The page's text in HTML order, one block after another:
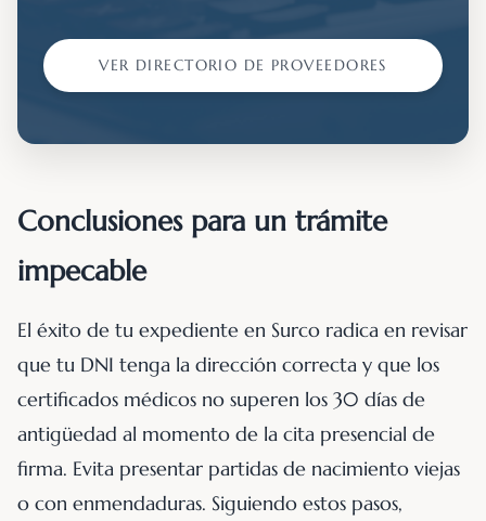
VER DIRECTORIO DE PROVEEDORES
Conclusiones para un trámite
impecable
El éxito de tu expediente en Surco radica en revisar
que tu DNI tenga la dirección correcta y que los
certificados médicos no superen los 30 días de
antigüedad al momento de la cita presencial de
firma. Evita presentar partidas de nacimiento viejas
o con enmendaduras. Siguiendo estos pasos,